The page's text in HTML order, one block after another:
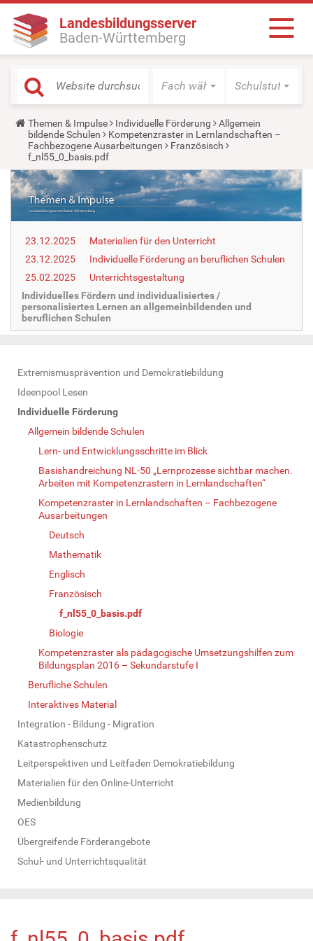
Landesbildungsserver
Baden-Württemberg
Fach wählen Schulstufe
Y
o
u
a
r
e
h
e
r
e
Themen & Impulse Individuelle Förderung
Allgemein
bildende Schulen
Kompetenzraster in Lernlandschaften –
Fachbezogene Ausarbeitungen
Französisch
f_nl55_0_basis.pdf
23.12.2025
Materialien für den Unterricht
23.12.2025
Individuelle Förderung an beruflichen Schulen
25.02.2025
Unterrichtsgestaltung
Individuelles Fördern und individualisiertes /
personalisiertes Lernen an allgemeinbildenden und
beruflichen Schulen
N
a
v
Extremismusprävention und Demokratiebildung
Ideenpool Lesen
Individuelle Förderung
Allgemein bildende Schulen
Lern- und Entwicklungsschritte im Blick
Basishandreichung NL-50 „Lernprozesse sichtbar machen.
Arbeiten mit Kompetenzrastern in Lernlandschaften“
Kompetenzraster in Lernlandschaften – Fachbezogene
Ausarbeitungen
Deutsch
Mathematik
Englisch
Französisch
f_nl55_0_basis.pdf
Biologie
Kompetenzraster als pädagogische Umsetzungshilfen zum
Bildungsplan 2016 – Sekundarstufe I
Berufliche Schulen
Interaktives Material
Integration - Bildung - Migration
Katastrophenschutz
Leitperspektiven und Leitfaden Demokratiebildung
Materialien für den Online-Unterricht
Medienbildung
OES
Übergreifende Förderangebote
Schul- und Unterrichtsqualität